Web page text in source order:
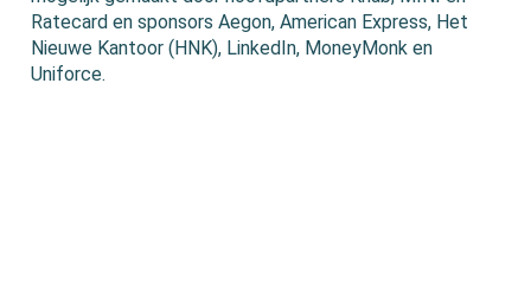
Ratecard en sponsors Aegon, American Express, Het
Nieuwe Kantoor (HNK), LinkedIn, MoneyMonk en
Uniforce.